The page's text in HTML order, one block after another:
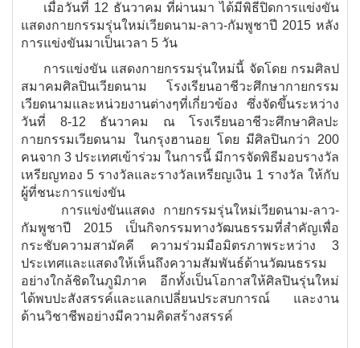
เมื่อวันที่ 12 ธันวาคม ที่ผ่านมาได้มีพิธีปิดการแข่งขัน
แสดงกายกรรมรุ่นใหม่เวียดนาม-ลาว-กัมพูชาปี 2015 หลัง
การแข่งขันมาเป็นเวลา 5 วัน
การแข่งขัน แสดงกายกรรมรุ่นใหม่นี้ จัดโดย กรมศิลป
สมาคมศิลปินเวียดนาม โรงเรียนอาชีวะศึกษากายกรรม
เวียดนามและหน่วยงานต่างๆที่เกี่ยวข้อง ซึ่งจัดขึ้นระหว่าง
วันที่ 8-12 ธันวาคม ณ โรงเรียนอาชีวะศึกษาศิลปะ
กายกรรมเวียดนาม ในกรุงฮานอย โดย มีศิลปินกว่า 200
คนจาก 3 ประเทศเข้าร่วม ในการนี้ มีการจัดพิธีมอบรางวัล
เหรียญทอง 5 รางวัลและรางวัลเหรียญเงิน 1 รางวัล ให้กับ
ผู้ที่ชนะการแข่งขัน
การแข่งขันแสดง กายกรรมรุ่นใหม่เวียดนาม-ลาว-
กัมพูชาปี 2015 เป็นกิจกรรมทางวัฒนธรรมที่สำคัญเพื่อ
กระชับความสามัคคี ความร่วมมือมิตรภาพระหว่าง 3
ประเทศและแสดงให้เห็นถึงความสัมพันธ์ด้านวัฒนธรรม
อย่างใกล้ชิดในภูมิภาค อีกทั้งเป็นโอกาสให้ศิลปินรุ่นใหม่
ได้พบปะสังสรรค์และแลกเปลี่ยนประสบการณ์ และงาน
ด้านวิชาชีพอย่างมีความคิดสร้างสรรค์